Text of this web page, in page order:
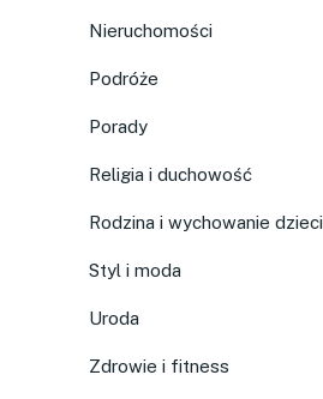
Nieruchomości
Podróże
Porady
Religia i duchowość
Rodzina i wychowanie dzieci
Styl i moda
Uroda
Zdrowie i fitness